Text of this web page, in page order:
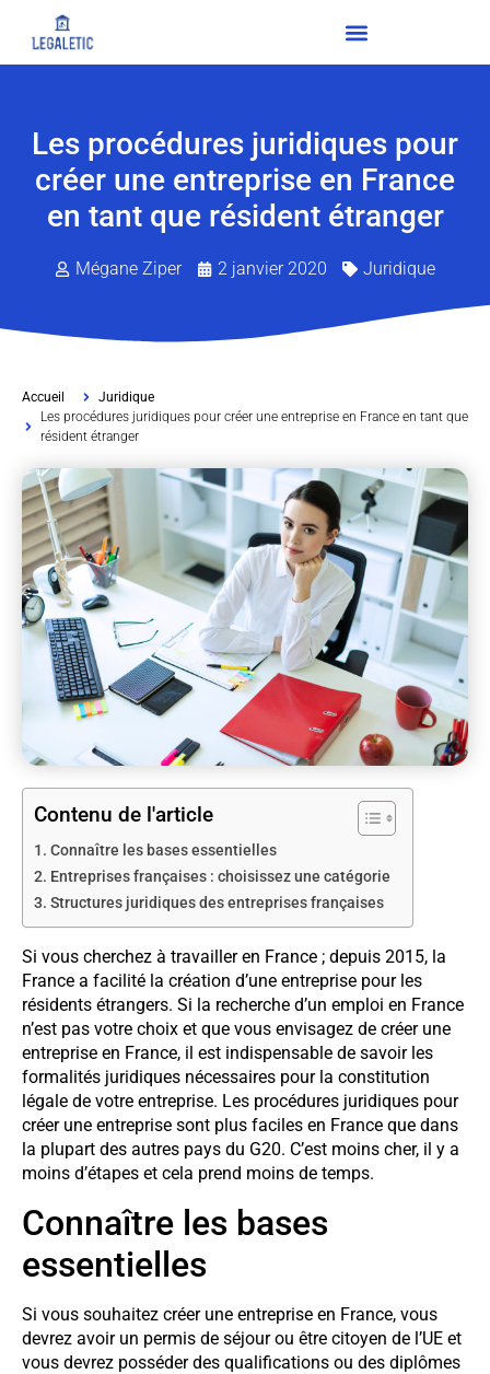
Les procédures juridiques pour
créer une entreprise en France
en tant que résident étranger
Mégane Ziper 2 janvier 2020 Juridique
Accueil
Juridique
Les procédures juridiques pour créer une entreprise en France en tant que
résident étranger
Contenu de l'article
Connaître les bases essentielles
Entreprises françaises : choisissez une catégorie
Structures juridiques des entreprises françaises
Si vous cherchez à travailler en France ; depuis 2015, la
France a facilité la création d’une entreprise pour les
résidents étrangers. Si la recherche d’un emploi en France
n’est pas votre choix et que vous envisagez de créer une
entreprise en France, il est indispensable de savoir les
formalités juridiques nécessaires pour la constitution
légale de votre entreprise. Les procédures juridiques pour
créer une entreprise sont plus faciles en France que dans
la plupart des autres pays du G20. C’est moins cher, il y a
moins d’étapes et cela prend moins de temps.
Connaître les bases
essentielles
Si vous souhaitez créer une entreprise en France, vous
devrez avoir un permis de séjour ou être citoyen de l’UE et
vous devrez posséder des qualifications ou des diplômes